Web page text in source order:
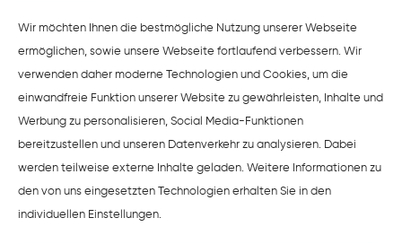
HINWEISE ZUM DATENSCHUTZ
Wir möchten Ihnen die bestmögliche Nutzung unserer Webseite
ermöglichen, sowie unsere Webseite fortlaufend verbessern. Wir
verwenden daher moderne Technologien und Cookies, um die
einwandfreie Funktion unserer Website zu gewährleisten, Inhalte und
Werbung zu personalisieren, Social Media-Funktionen
bereitzustellen und unseren Datenverkehr zu analysieren. Dabei
werden teilweise externe Inhalte geladen. Weitere Informationen zu
den von uns eingesetzten Technologien erhalten Sie in den
individuellen Einstellungen.